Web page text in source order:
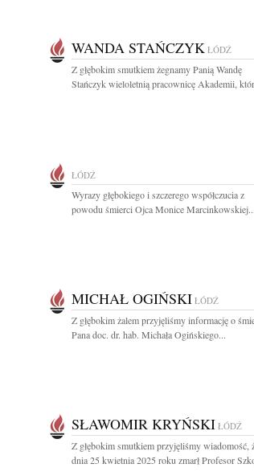
WANDA STAŃCZYK ŁÓDŹ
Z głębokim smutkiem żegnamy Panią Wandę
Stańczyk wieloletnią pracownicę Akademii,
ŁÓDŹ
Wyrazy głębokiego i szczerego współczucia z
powodu śmierci Ojca Monice Marcinkowskiej...
MICHAŁ OGIŃSKI ŁÓDŹ
Z głębokim żalem przyjęliśmy informację o
Pana doc. dr. hab. Michała Ogińskiego...
SŁAWOMIR KRYŃSKI ŁÓDŹ
Z głębokim smutkiem przyjęliśmy wiadomość,
dnia 25 kwietnia 2025 roku zmarł Profesor